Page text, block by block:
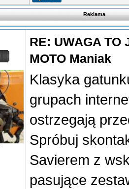
Reklama
RE: UWAGA TO
MOTO Maniak
Klasyka
grupach
ostrzegają
Spróbuj
Savierem z
pasujące